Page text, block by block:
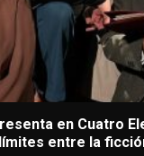
en Cuatro
entre la